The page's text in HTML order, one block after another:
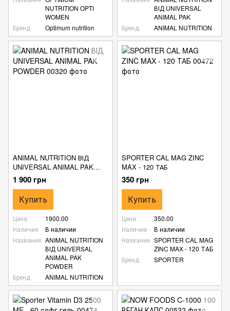
NUTRITION OPTI
WOMEN
Бренд
Optimum nutrition
ВІД UNIVERSAL
ANIMAL PAK
Бренд
ANIMAL NUTRITION
ANIMAL NUTRITION ВІД
UNIVERSAL ANIMAL PAK
POWDER
1 900 грн
Купить
Цена
1900.00
Наличие
В наличии
Название ANIMAL NUTRITION
ВІД UNIVERSAL
ANIMAL PAK
POWDER
Бренд
ANIMAL NUTRITION
SPORTER CAL MAG ZINC
MAX - 120 ТАБ
350 грн
Купить
Цена
350.00
Наличие
В наличии
Название SPORTER CAL MAG
ZINC MAX - 120 ТАБ
Бренд
SPORTER